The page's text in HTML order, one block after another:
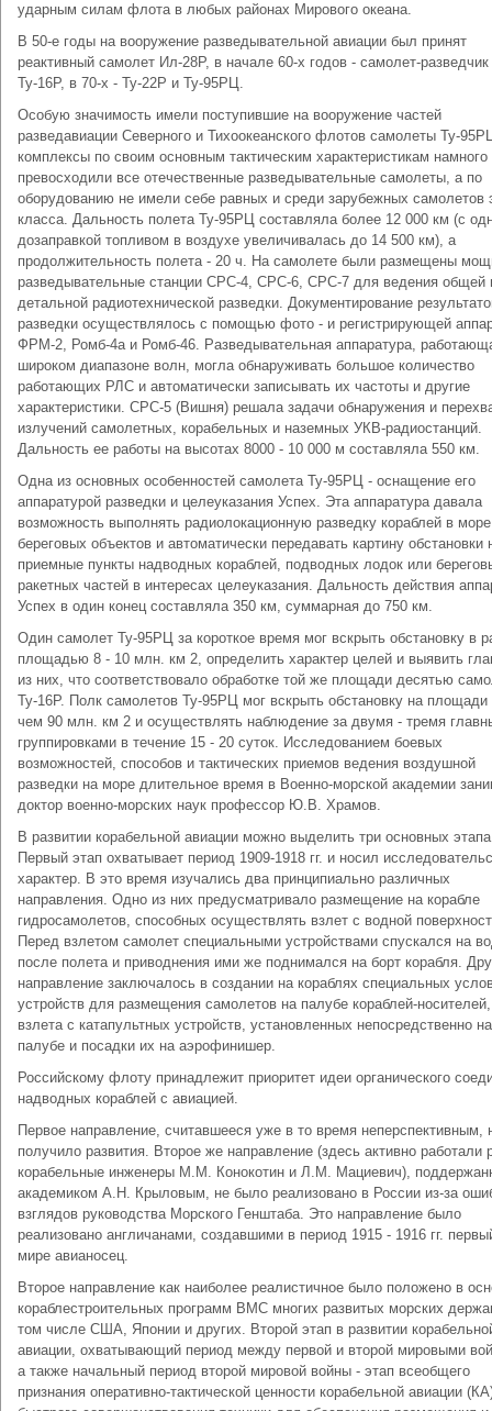
ударным силам флота в любых районах Мирового океана.
В 50-е годы на вооружение разведывательной авиации был принят
реактивный самолет Ил-28Р, в начале 60-х годов - самолет-разведчик
Ту-16Р, в 70-х - Ту-22Р и Ту-95РЦ.
Особую значимость имели поступившие на вооружение частей
разведавиации Северного и Тихоокеанского флотов самолеты Ту-
комплексы по своим основным тактическим характеристикам намного
превосходили все отечественные разведывательные самолеты, а по
оборудованию не имели себе равных и среди зарубежных самолетов
класса. Дальность полета Ту-95РЦ составляла более 12 000 км (с
дозаправкой топливом в воздухе увеличивалась до 14 500 км), а
продолжительность полета - 20 ч. На самолете были размещены
разведывательные станции СРС-4, СРС-6, СРС-7 для ведения общей
детальной радиотехнической разведки. Документирование
разведки осуществлялось с помощью фото - и регистрирующей
ФРМ-2, Ромб-4а и Ромб-46. Разведывательная аппаратура,
широком диапазоне волн, могла обнаруживать большое количество
работающих РЛС и автоматически записывать их частоты и другие
характеристики. СРС-5 (Вишня) решала задачи обнаружения и
излучений самолетных, корабельных и наземных УКВ-радиостанций.
Дальность ее работы на высотах 8000 - 10 000 м составляла 550 км.
Одна из основных особенностей самолета Ту-95РЦ - оснащение его
аппаратурой разведки и целеуказания Успех. Эта аппаратура давала
возможность выполнять радиолокационную разведку кораблей в
береговых объектов и автоматически передавать картину обстановки
приемные пункты надводных кораблей, подводных лодок или
ракетных частей в интересах целеуказания. Дальность действия
Успех в один конец составляла 350 км, суммарная до 750 км.
Один самолет Ту-95РЦ за короткое время мог вскрыть обстановку в
площадью 8 - 10 млн. км 2, определить характер целей и выявить
из них, что соответствовало обработке той же площади десятью
Ту-16Р. Полк самолетов Ту-95РЦ мог вскрыть обстановку на площади
чем 90 млн. км 2 и осуществлять наблюдение за двумя - тремя
группировками в течение 15 - 20 суток. Исследованием боевых
возможностей, способов и тактических приемов ведения воздушной
разведки на море длительное время в Военно-морской академии
доктор военно-морских наук профессор Ю.В. Храмов.
В развитии корабельной авиации можно выделить три основных
Первый этап охватывает период 1909-1918 гг. и носил
характер. В это время изучались два принципиально различных
направления. Одно из них предусматривало размещение на корабле
гидросамолетов, способных осуществлять взлет с водной
Перед взлетом самолет специальными устройствами спускался на
после полета и приводнения ими же поднимался на борт корабля.
направление заключалось в создании на кораблях специальных
устройств для размещения самолетов на палубе кораблей-носителей,
взлета с катапультных устройств, установленных непосредственно на
палубе и посадки их на аэрофинишер.
Российскому флоту принадлежит приоритет идеи органического
надводных кораблей с авиацией.
Первое направление, считавшееся уже в то время неперспективным,
получило развития. Второе же направление (здесь активно работали
корабельные инженеры М.М. Конокотин и Л.М. Мациевич),
академиком А.Н. Крыловым, не было реализовано в России из-за
взглядов руководства Морского Генштаба. Это направление было
реализовано англичанами, создавшими в период 1915 - 1916 гг.
мире авианосец.
Второе направление как наиболее реалистичное было положено в
кораблестроительных программ ВМС многих развитых морских
том числе США, Японии и других. Второй этап в развитии
авиации, охватывающий период между первой и второй мировыми
а также начальный период второй мировой войны - этап всеобщего
признания оперативно-тактической ценности корабельной авиации